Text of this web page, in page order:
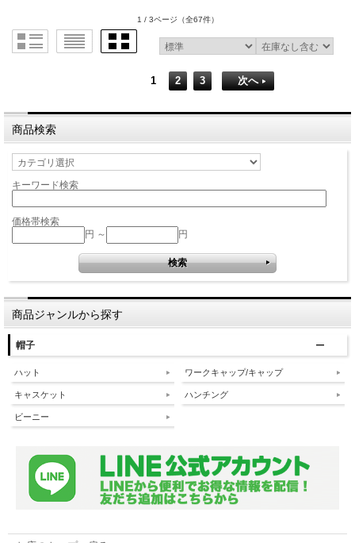
1 / 3ページ （全67件）
1 2 3 次へ
商品検索
キーワード検索
価格帯検索
円 ～
円
商品ジャンルから探す
帽子
ハット
キャスケット
ビーニー
ワークキャップ/キャップ
ハンチング